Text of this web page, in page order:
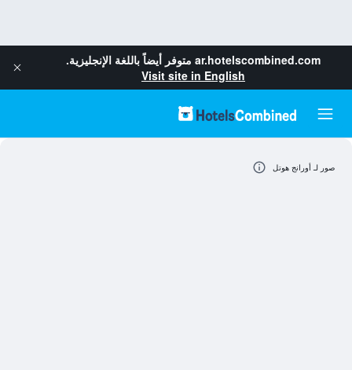
ar.hotelscombined.com متوفر أيضاً باللغة الإنجليزية.
Visit site in English
صور لـ أورانج هوتل